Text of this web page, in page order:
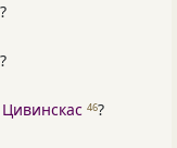
46?